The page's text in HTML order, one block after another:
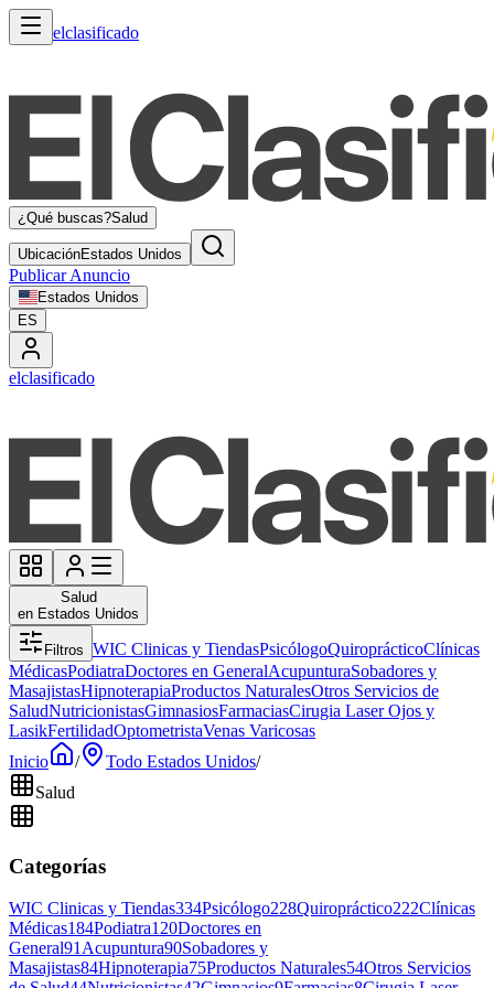
elclasificado
¿Qué buscas?Salud
UbicaciónEstados Unidos
Publicar Anuncio
Estados Unidos
ES
elclasificado
Salud
en Estados Unidos
Filtros WIC Clinicas y TiendasPsicólogoQuiroprácticoClínicas
MédicasPodiatraDoctores en GeneralAcupunturaSobadores y
MasajistasHipnoterapiaProductos NaturalesOtros Servicios de
SaludNutricionistasGimnasiosFarmaciasCirugia Laser Ojos y
LasikFertilidadOptometristaVenas Varicosas
Inicio
/ Todo Estados Unidos/
Salud
Categorías
WIC Clinicas y Tiendas334Psicólogo228Quiropráctico222Clínicas
Médicas184Podiatra120Doctores en
General91Acupuntura90Sobadores y
Masajistas84Hipnoterapia75Productos Naturales54Otros Servicios